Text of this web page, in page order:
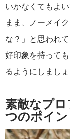
いかなくてもよ
まま、ノーメイ
な？」と思われ
好印象を持って
るようにしましょ
素敵なプ
つのポイン